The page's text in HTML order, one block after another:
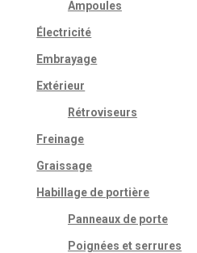
Ampoules
Électricité
Embrayage
Extérieur
Rétroviseurs
Freinage
Graissage
Habillage de portière
Panneaux de porte
Poignées et serrures